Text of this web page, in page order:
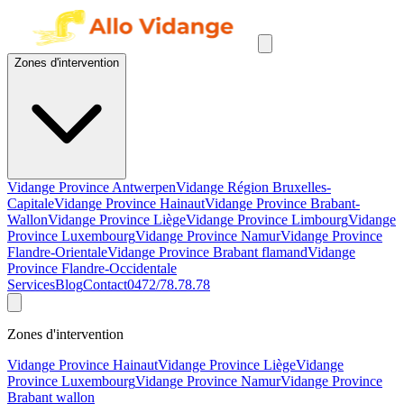
Zones d'intervention
Vidange Province AntwerpenVidange Région Bruxelles-
CapitaleVidange Province HainautVidange Province Brabant-
WallonVidange Province LiègeVidange Province LimbourgVidange
Province LuxembourgVidange Province NamurVidange Province
Flandre-OrientaleVidange Province Brabant flamandVidange
Province Flandre-Occidentale
ServicesBlogContact0472/78.78.78
Zones d'intervention
Vidange Province HainautVidange Province LiègeVidange
Province LuxembourgVidange Province NamurVidange Province
Brabant wallon